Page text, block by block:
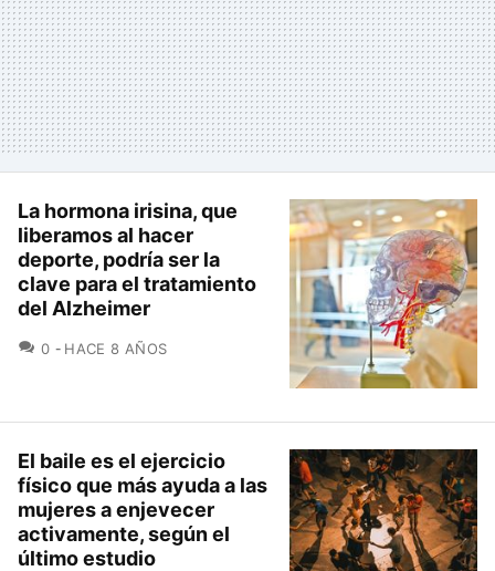
La hormona irisina, que
liberamos al hacer
deporte, podría ser la
clave para el tratamiento
del Alzheimer
0 COMENTARIOS
HACE 8 AÑOS
El baile es el ejercicio
físico que más ayuda a las
mujeres a enjevecer
activamente, según el
último estudio